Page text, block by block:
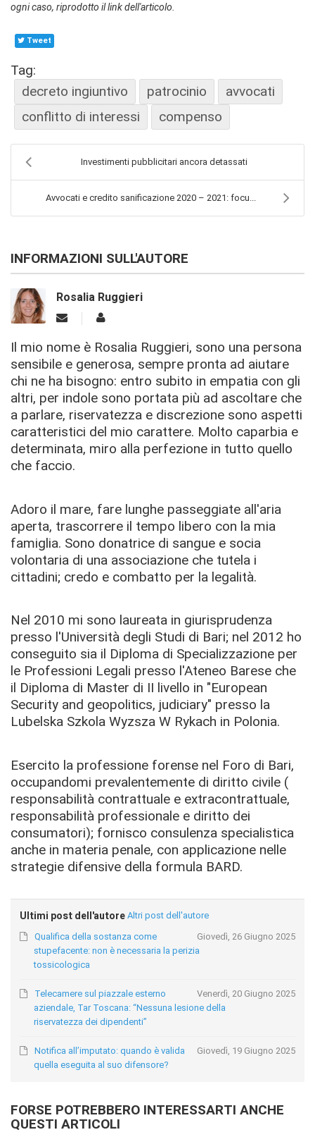
ogni caso, riprodotto il link dell'articolo.
Tweet
Tag:
decreto ingiuntivo
patrocinio
avvocati
conflitto di interessi
compenso
Investimenti pubblicitari ancora detassati
Avvocati e credito sanificazione 2020 – 2021: focu...
INFORMAZIONI SULL'AUTORE
Rosalia Ruggieri
Il mio nome è Rosalia Ruggieri, sono una persona
sensibile e generosa, sempre pronta ad aiutare
chi ne ha bisogno: entro subito in empatia con gli
altri, per indole sono portata più ad ascoltare che
a parlare, riservatezza e discrezione sono aspetti
caratteristici del mio carattere. Molto caparbia e
determinata, miro alla perfezione in tutto quello
che faccio.
Adoro il mare, fare lunghe passeggiate all'aria
aperta, trascorrere il tempo libero con la mia
famiglia. Sono donatrice di sangue e socia
volontaria di una associazione che tutela i
cittadini; credo e combatto per la legalità.
Nel 2010 mi sono laureata in giurisprudenza
presso l'Università degli Studi di Bari; nel 2012 ho
conseguito sia il Diploma di Specializzazione per
le Professioni Legali presso l'Ateneo Barese che
il Diploma di Master di II livello in "European
Security and geopolitics, judiciary" presso la
Lubelska Szkola Wyzsza W Rykach in Polonia.
Esercito la professione forense nel Foro di Bari,
occupandomi prevalentemente di diritto civile (
responsabilità contrattuale e extracontrattuale,
responsabilità professionale e diritto dei
consumatori); fornisco consulenza specialistica
anche in materia penale, con applicazione nelle
strategie difensive della formula BARD.
Ultimi post dell'autore Altri post dell'autore
Giovedì, 26 Giugno 2025
Qualifica della sostanza come
stupefacente: non è necessaria la perizia
tossicologica
Venerdì, 20 Giugno 2025
Telecamere sul piazzale esterno
aziendale, Tar Toscana: “Nessuna lesione della
riservatezza dei dipendenti”
Giovedì, 19 Giugno 2025
Notifica all’imputato: quando è valida
quella eseguita al suo difensore?
FORSE POTREBBERO INTERESSARTI ANCHE
QUESTI ARTICOLI